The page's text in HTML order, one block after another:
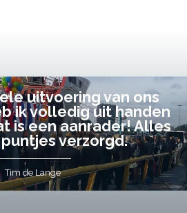
uitvoering van ons
ik volledig uit handen
is een aanrader! Alles
verzorgd.
Tim de Lange